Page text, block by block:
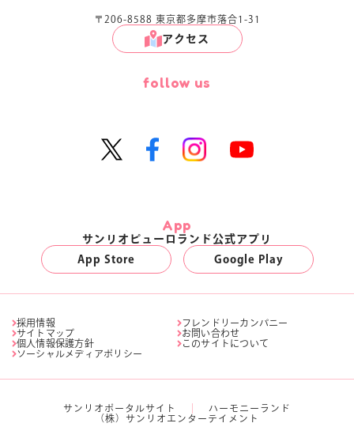
〒206-8588 東京都多摩市落合1-31
アクセス
follow us
App
サンリオピューロランド公式アプリ
App Store
Google Play
採用情報
フレンドリーカンパニー
サイトマップ
お問い合わせ
個人情報保護方針
このサイトについて
ソーシャルメディアポリシー
サンリオポータルサイト
ハーモニーランド
（株）サンリオエンターテイメント